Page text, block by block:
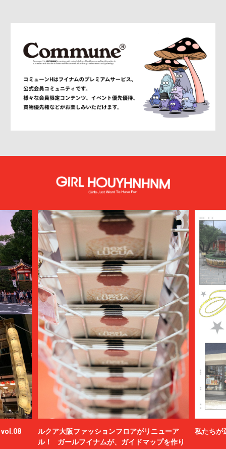
vol.08
ルクア大阪ファッションフロアがリニューア
ル！ ガールフイナムが、ガイドマップを作り
私たちが